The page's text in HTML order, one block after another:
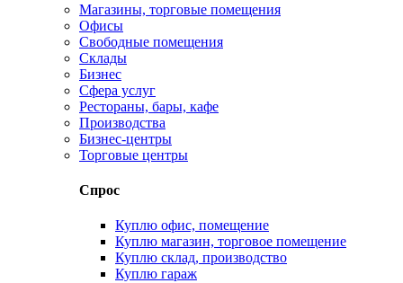
Магазины, торговые помещения
Офисы
Свободные помещения
Склады
Бизнес
Сфера услуг
Рестораны, бары, кафе
Производства
Бизнес-центры
Торговые центры
Спрос
Куплю офис, помещение
Куплю магазин, торговое помещение
Куплю склад, производство
Куплю гараж